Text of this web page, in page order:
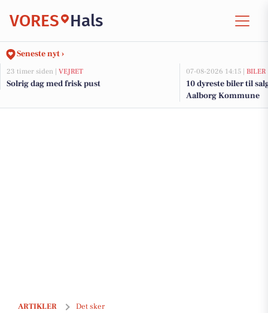
VORES Hals
Seneste nyt ›
23 timer siden | VEJRET
Solrig dag med frisk pust
07-08-2026 14:15 | BILER
10 dyreste biler til
Aalborg Kommune
ARTIKLER Det sker
Hyggeligt samvær i Hals Kirke for mennesker med demens og